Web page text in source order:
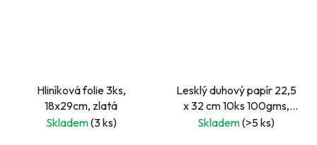
Hliníková folie 3ks,
18x29cm, zlatá
Skladem(3 ks)
Lesklý duhový papír 22,5
x 32 cm 10ks 100gms,
gradientní přechody
Skladem(>5 ks)